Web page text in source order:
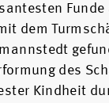
dem
des
Kindheit